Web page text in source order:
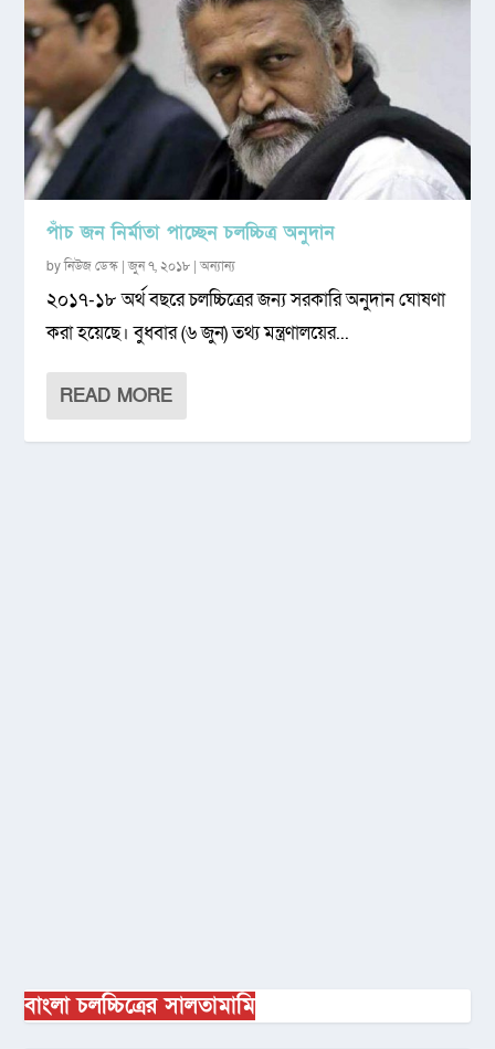
পাঁচ জন নির্মাতা পাচ্ছেন চলচ্চিত্র অনুদান
byনিউজ ডেস্ক |জুন ৭, ২০১৮ |অন্যান্য
২০১৭-১৮ অর্থ বছরে চলচ্চিত্রের জন্য সরকারি অনুদান ঘোষণা
করা হয়েছে। বুধবার (৬ জুন) তথ্য মন্ত্রণালয়ের...
READ MORE
বাংলা চলচ্চিত্রের সালতামামি